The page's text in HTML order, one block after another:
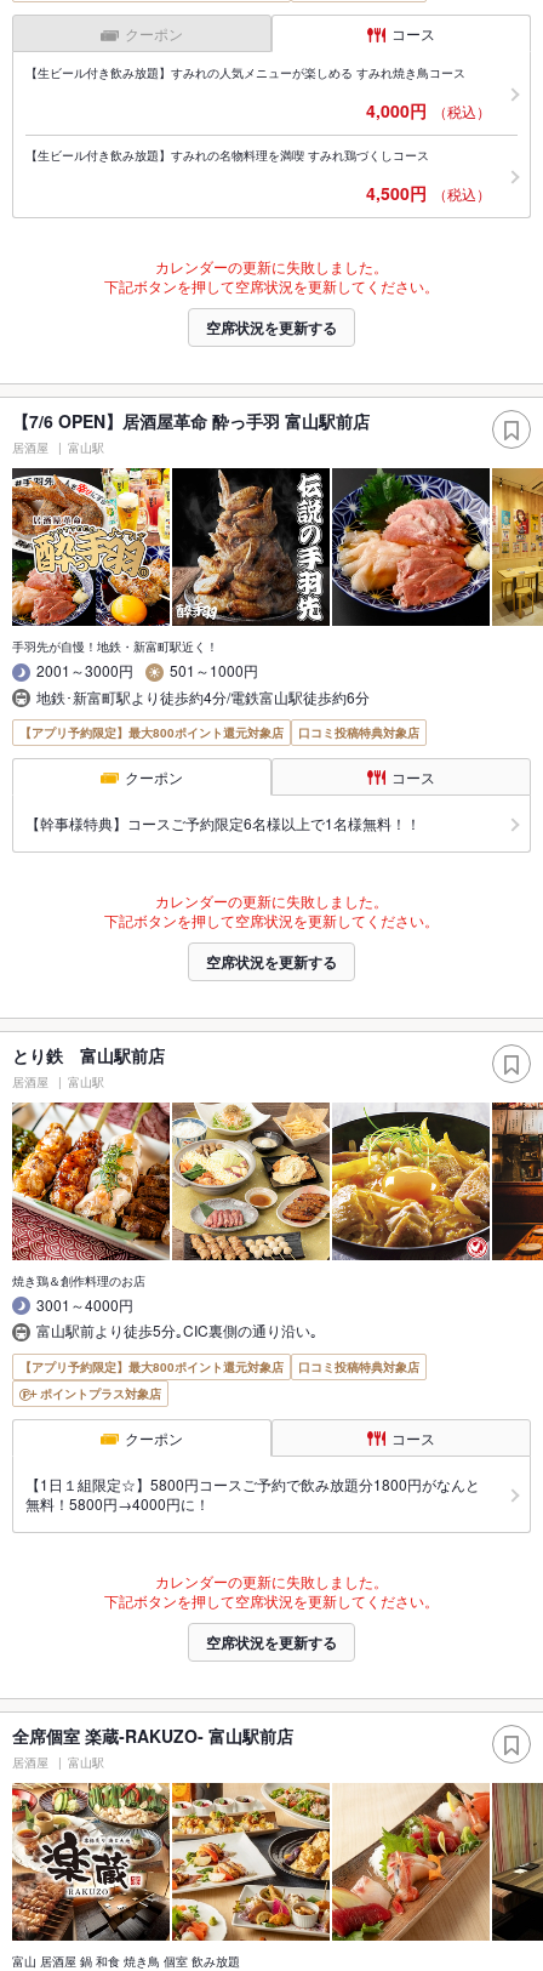
クーポン コース
【生ビール付き飲み放題】すみれの人気メニューが楽しめる すみれ焼き鳥コース
4,000円 （税込）
【生ビール付き飲み放題】すみれの名物料理を満喫 すみれ鶏づくしコース
4,500円 （税込）
カレンダーの更新に失敗しました。
下記ボタンを押して空席状況を更新してください。
空席状況を更新する
【7/6 OPEN】居酒屋革命 酔っ手羽 富山駅前店
居酒屋 富山駅
手羽先が自慢！地鉄・新富町駅近く！
2001～3000円
501～1000円
地鉄･新富町駅より徒歩約4分/電鉄富山駅徒歩約6分
【アプリ予約限定】最大800ポイント還元対象店 口コミ投稿特典対象店
クーポン コース
【幹事様特典】コースご予約限定6名様以上で1名様無料！！
カレンダーの更新に失敗しました。
下記ボタンを押して空席状況を更新してください。
空席状況を更新する
とり鉄 富山駅前店
居酒屋 富山駅
焼き鶏＆創作料理のお店
3001～4000円
富山駅前より徒歩5分｡CIC裏側の通り沿い｡
【アプリ予約限定】最大800ポイント還元対象店
口コミ投稿特典対象店
ポイントプラス対象店
クーポン コース
【1日１組限定☆】5800円コースご予約で飲み放題分1800円がなんと
無料！5800円→4000円に！
カレンダーの更新に失敗しました。
下記ボタンを押して空席状況を更新してください。
空席状況を更新する
全席個室 楽蔵‐RAKUZO‐ 富山駅前店
居酒屋 富山駅
富山 居酒屋 鍋 和食 焼き鳥 個室 飲み放題